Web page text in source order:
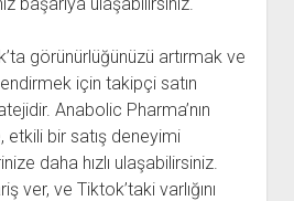
görünürlüğünüzü artırmak ve
için takipçi satın
Anabolic Pharma’nın
etkili bir satış deneyimi
daha hızlı ulaşabilirsiniz.
ver, ve Tiktok’taki varlığını